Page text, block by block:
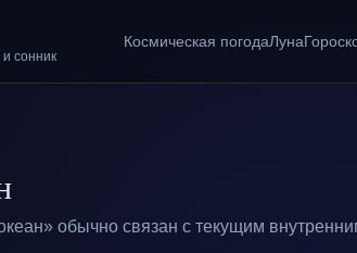
сонник
Космическая погодаЛуна
обычно связан с текущим